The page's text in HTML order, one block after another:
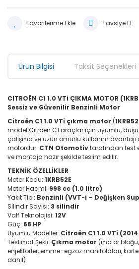
Tavsiye Et
Ürün Bilgisi Taksit Seçenekleri
CITROËN C1 1.0 VTi ÇIKMA MOTOR
Sessiz ve Güvenilir Benzinli Motor
Citroën C1 1.0 VTi çıkma motor (
model Citroën C1 araçlar için uyumlu,
çalışma ve uzun ömürlü kullanım
motordur. CTN Otomotivtarafından test
ve montaja hazır şekilde teslim edilir.
TEKNİK ÖZELLİKLER
Motor Kodu: 1KRB52E
Motor Hacmi: 998 cc (1.0 litre)
Yakıt Tipi: Benzinli (VVT-i – Değişken
Silindir Sayısı: 3 silindir
Valf Teknolojisi: 12V
Güç: 68 HP
Uyumlu Modeller: Citroën C1 1.0 VTi
Teslimat Şekli: Çıkma motor (motor
enjektörler, emme–egzoz manifoldları,
dahil)